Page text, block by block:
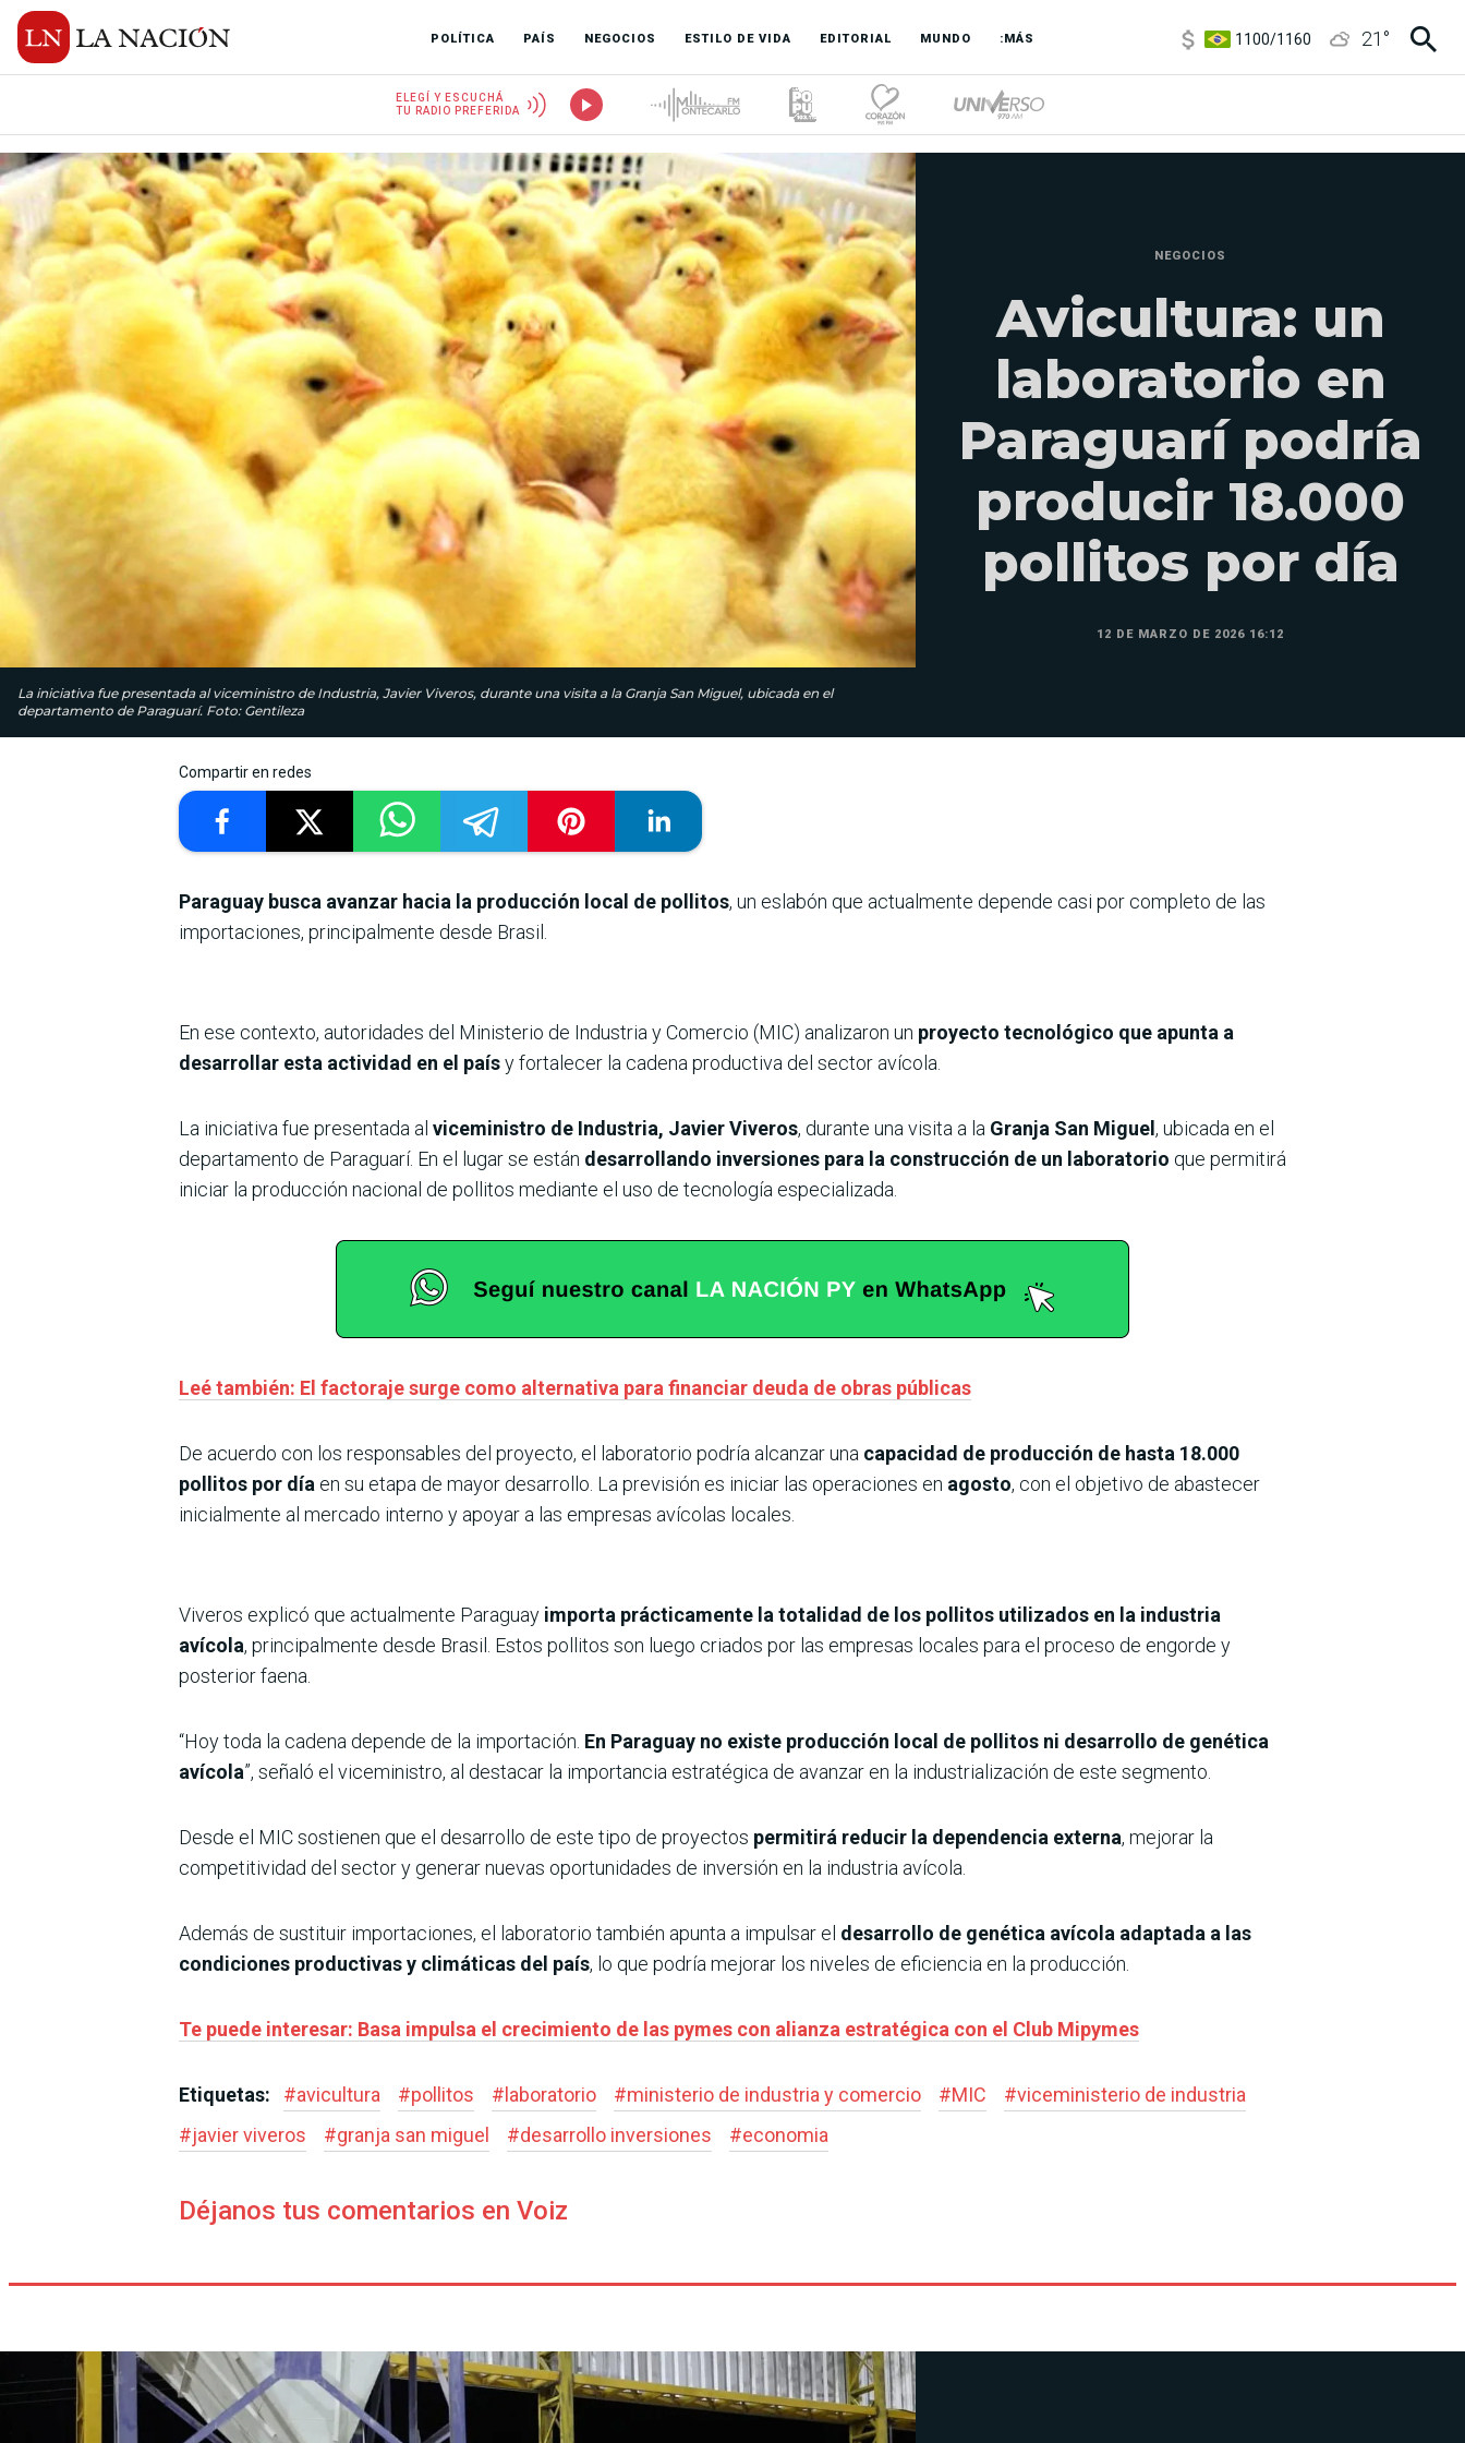
POLÍTICA PAÍS NEGOCIOS ESTILO DE VIDA EDITORIAL MUNDO :MÁS
4
6850/7200
21 °
ELEGÍ Y ESCUCHÁ
TU RADIO PREFERIDA
La iniciativa fue presentada al viceministro de Industria, Javier Viveros, durante una visita a la Granja San Miguel, ubicada en el
departamento de Paraguarí. Foto: Gentileza
NEGOCIOS
Avicultura: un
laboratorio en
Paraguarí podría
producir 18.000
pollitos por día
12 DE MARZO DE 2026 16:12
Compartir en redes
Paraguay busca avanzar hacia la producción local de pollitos, un eslabón que actualmente depende casi por completo de las
importaciones, principalmente desde Brasil.
En ese contexto, autoridades del Ministerio de Industria y Comercio (MIC) analizaron un proyecto tecnológico que apunta a
desarrollar esta actividad en el paísy fortalecer la cadena productiva del sector avícola.
La iniciativa fue presentada al viceministro de Industria, Javier Viveros, durante una visita a la Granja San Miguel , ubicada en el
departamento de Paraguarí. En el lugar se están desarrollando inversiones para la construcción de un laboratorio que permitirá
iniciar la producción nacional de pollitos mediante el uso de tecnología especializada.
Leé también: El factoraje surge como alternativa para financiar deuda de obras públicas
De acuerdo con los responsables del proyecto, el laboratorio podría alcanzar una capacidad de producción de hasta 18.000
pollitos por día en su etapa de mayor desarrollo. La previsión es iniciar las operaciones en agosto, con el objetivo de abastecer
inicialmente al mercado interno y apoyar a las empresas avícolas locales.
Viveros explicó que actualmente Paraguay importa prácticamente la totalidad de los pollitos utilizados en la industria
avícola, principalmente desde Brasil. Estos pollitos son luego criados por las empresas locales para el proceso de engorde y
posterior faena.
“Hoy toda la cadena depende de la importación. En Paraguay no existe producción local de pollitos ni desarrollo de genética
avícola”, señaló el viceministro, al destacar la importancia estratégica de avanzar en la industrialización de este segmento.
Desde el MIC sostienen que el desarrollo de este tipo de proyectos permitirá reducir la dependencia externa, mejorar la
competitividad del sector y generar nuevas oportunidades de inversión en la industria avícola.
Además de sustituir importaciones, el laboratorio también apunta a impulsar el desarrollo de genética avícola adaptada a las
condiciones productivas y climáticas del país, lo que podría mejorar los niveles de eficiencia en la producción.
Te puede interesar: Basa impulsa el crecimiento de las pymes con alianza estratégica con el Club Mipymes
Etiquetas: #avicultura #pollitos # laboratorio #ministerio de industria y comercio #MIC #viceministerio de industria
#javier viveros #granja san miguel #desarrollo inversiones #economia
Déjanos tus comentarios en Voiz